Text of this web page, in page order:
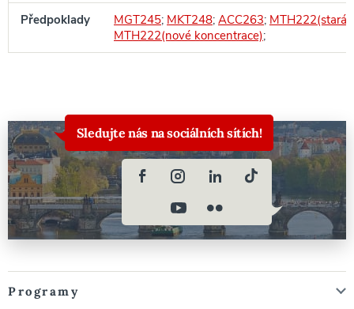
Předpoklady MGT245; MKT248; ACC263; MTH222(stará
MTH222(nové koncentrace);
Sledujte nás na sociálních sítích!
Programy